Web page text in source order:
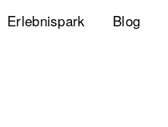
Erlebnispark Blog